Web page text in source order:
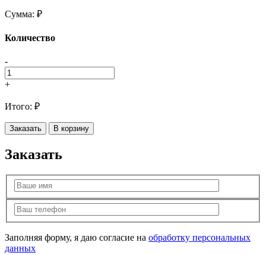
Сумма: ₽
Количество
-
+
Итого: ₽
Заказать В корзину
Заказать
Заполняя форму, я даю согласие на обработку персональных
данных